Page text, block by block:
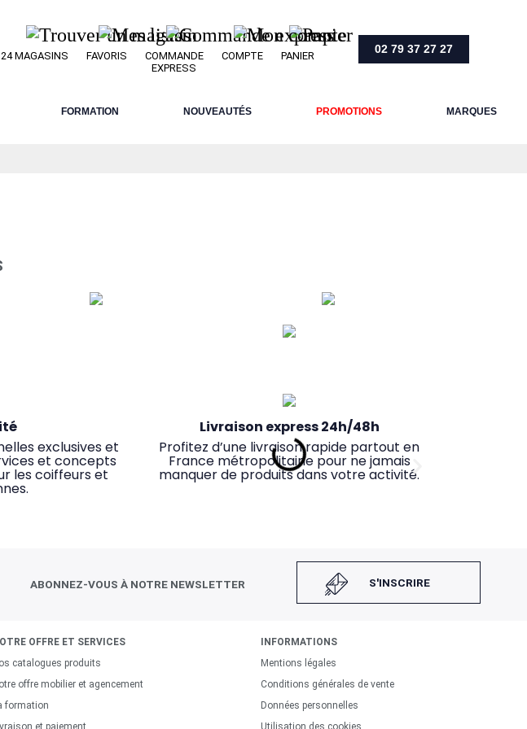
24 MAGASINS FAVORIS
COMMANDE
EXPRESS
COMPTE PANIER
02 79 37 27 27
FORMATION NOUVEAUTÉS PROMOTIONS MARQUES
exclusives et
et concepts
les coiffeurs et
Livraison express 24h/48h
Profitez d’une livraison rapide partout en
France métropolitaine pour ne jamais
manquer de produits dans votre activité.
dédié
experts toujours
Retrait magasin rapide
Commandez en ligne avant 14h et récupérez
vos produits le jour même dans le magasin
ABONNEZ-VOUS À NOTRE NEWSLETTER S'INSCRIRE
OFFRE ET SERVICES
catalogues produits
offre mobilier et agencement
formation
et paiement
INFORMATIONS
Mentions légales
Conditions générales de vente
Données personnelles
Utilisation des cookies